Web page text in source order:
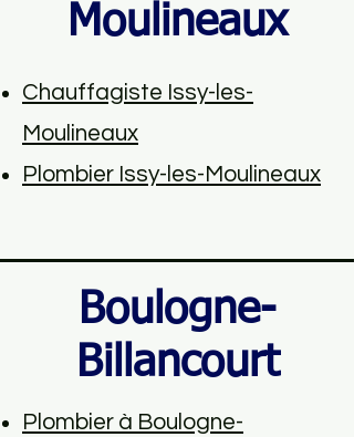
Moulineaux
Chauffagiste Issy-les-
Moulineaux
Plombier Issy-les-Moulineaux
Boulogne-
Billancourt
Plombier à Boulogne-